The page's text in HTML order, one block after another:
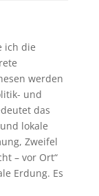
ich die
werden
und
das
lokale
Zweifel
– vor Ort“
Erdung. Es